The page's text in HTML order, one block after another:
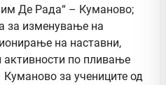
Де Рада“ – Куманово;
изменување на
на наставни,
активности по пливање
за учениците од